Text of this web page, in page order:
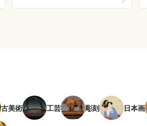
古美術 工芸 彫刻 日本画